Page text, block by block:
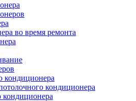
во время ремонта
кондиционера
кондиционера
кондиционера